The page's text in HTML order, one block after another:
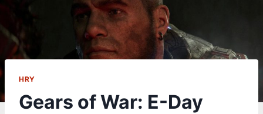
HRY
Gears of War: E-Day